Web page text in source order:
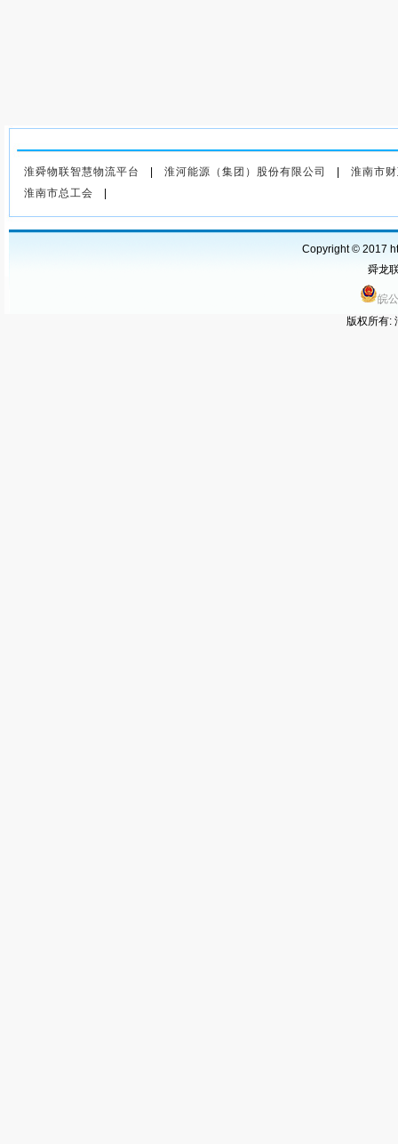
上一篇：节后煤价上涨动力会
减弱吗?
淮舜物联智慧物流平台 淮河能源（集团）股份有限公司
淮南市
淮南市总工会
Copyright © 2017
舜龙
皖
版权所有: